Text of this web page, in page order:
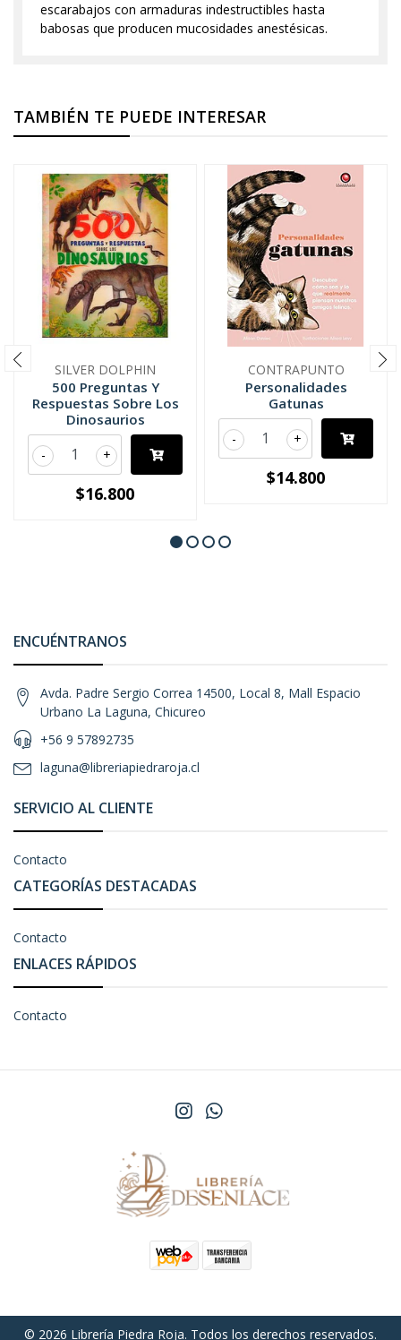
escarabajos con armaduras indestructibles hasta
babosas que producen mucosidades anestésicas.
TAMBIÉN TE PUEDE INTERESAR
SILVER DOLPHIN
500 Preguntas Y
Respuestas Sobre Los
Dinosaurios
+
-
$16.800
CONTRAPUNTO
Personalidades
Gatunas
+
-
$14.800
ENCUÉNTRANOS
Avda. Padre Sergio Correa 14500, Local 8, Mall Espacio
Urbano La Laguna, Chicureo
+56 9 57892735
laguna@libreriapiedraroja.cl
SERVICIO AL CLIENTE
Contacto
CATEGORÍAS DESTACADAS
Contacto
ENLACES RÁPIDOS
Contacto
© 2026 Librería Piedra Roja. Todos los derechos reservados.